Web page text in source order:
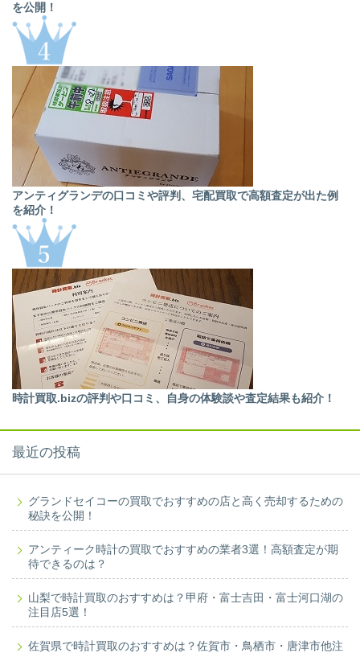
を公開！
アンティグランデの口コミや評判、宅配買取で高額査定が出た例
を紹介！
時計買取.bizの評判や口コミ、自身の体験談や査定結果も紹介！
最近の投稿
グランドセイコーの買取でおすすめの店と高く売却するための
秘訣を公開！
アンティーク時計の買取でおすすめの業者3選！高額査定が期
待できるのは？
山梨で時計買取のおすすめは？甲府・富士吉田・富士河口湖の
注目店5選！
佐賀県で時計買取のおすすめは？佐賀市・鳥栖市・唐津市他注